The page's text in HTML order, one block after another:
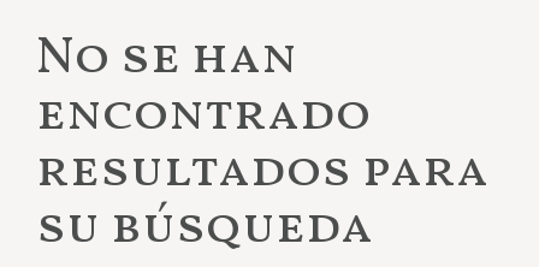
No se han
encontrado
resultados para
su búsqueda